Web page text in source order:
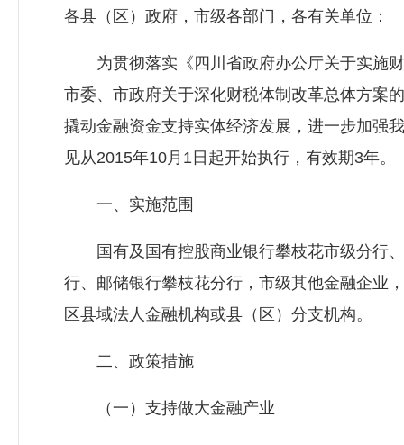
各县（区）政府，市级各部门，各有关单位：
为贯彻落实《四川省政府办公厅关于实施财
市委、市政府关于深化财税体制改革总体方案
撬动金融资金支持实体经济发展，进一步加强
见从2015年10月1日起开始执行，有效期3年。
一、实施范围
国有及国有控股商业银行攀枝花市级分行、
行、邮储银行攀枝花分行，市级其他金融企业
区县域法人金融机构或县（区）分支机构。
二、政策措施
（一）支持做大金融产业